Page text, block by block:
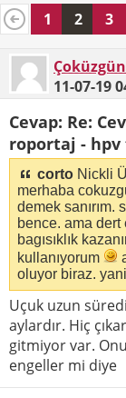
1
2 3
Çoküzgün
11-07-19
Cevap: Re:
roportaj - hpv
corto Nickli
merhaba
demek
bence. ama
bagısıklık
kullanıyorum
oluyor biraz.
Uçuk uzun
aylardır. Hiç
gitmiyor var.
engeller mi diye